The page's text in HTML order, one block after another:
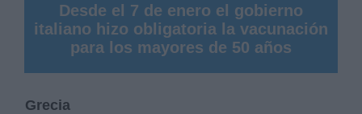
Desde el 7 de enero el gobierno
italiano hizo obligatoria la vacunación
para los mayores de 50 años
Grecia